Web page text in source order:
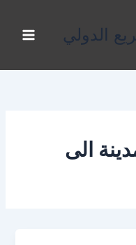
الدولي
الى